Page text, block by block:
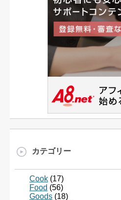
カテゴリー
Cook (17)
Food (56)
Goods (18)